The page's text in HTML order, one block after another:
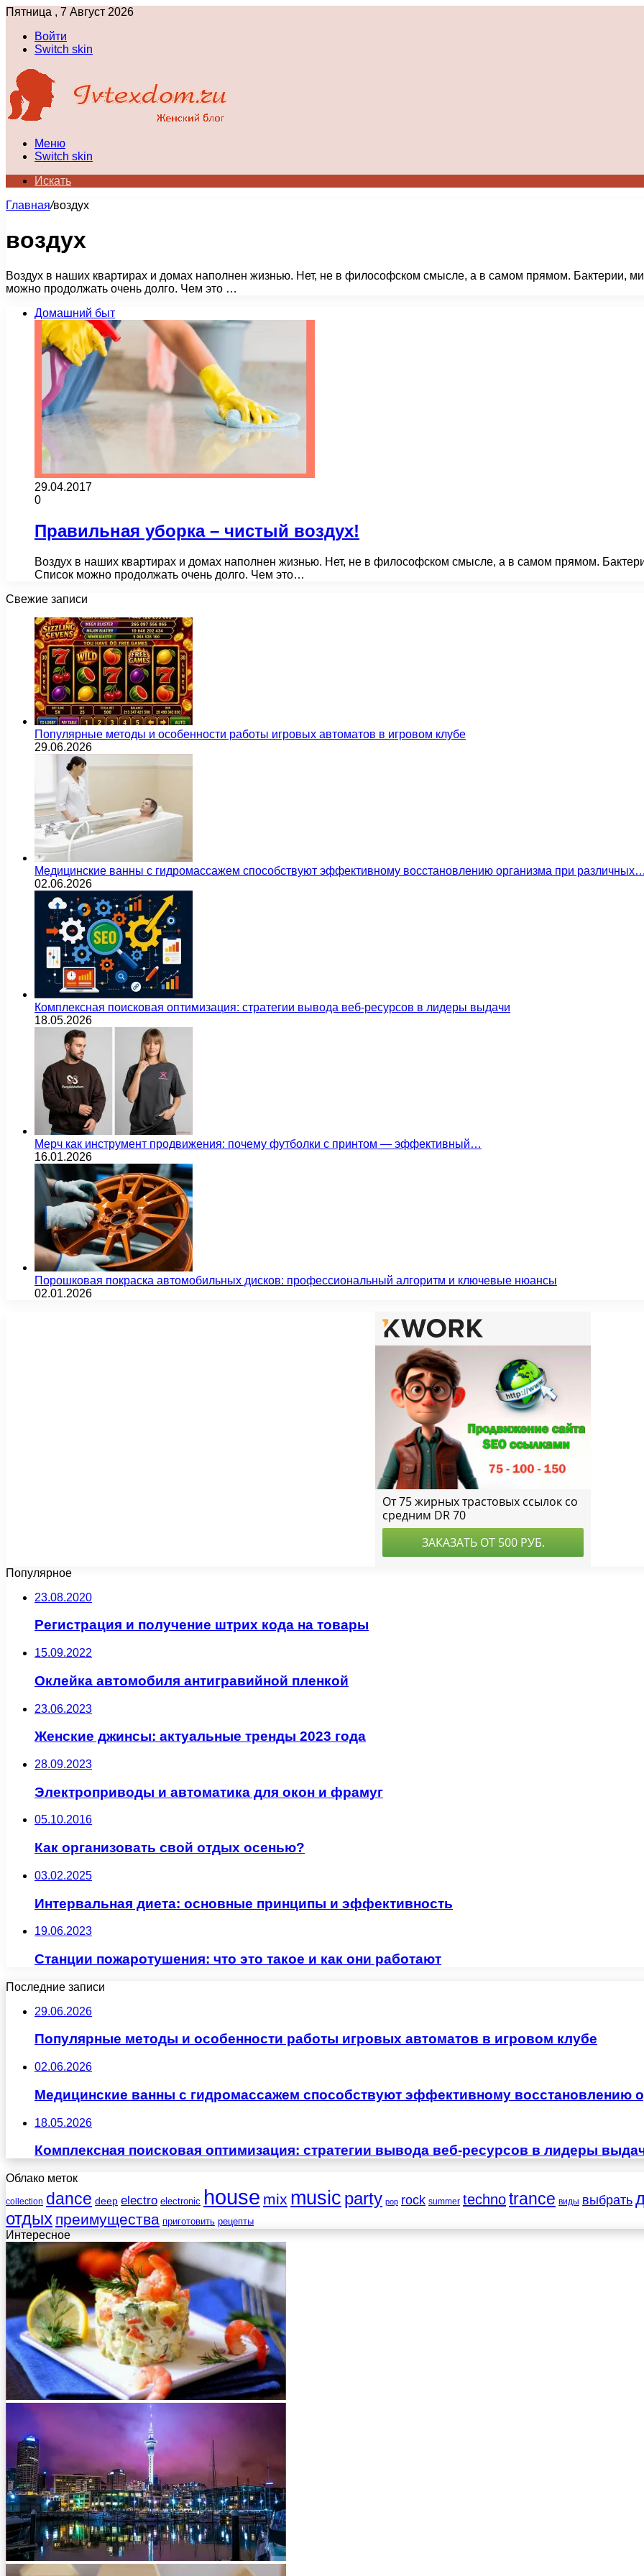
Пятница , 7 Август 2026
Войти
Switch skin
Меню
Switch skin
Искать
Главная/воздух
воздух
Воздух в наших квартирах и домах наполнен жизнью. Нет, не в философском смысле, а в самом прямом. Бактерии,
можно продолжать очень долго. Чем это …
Домашний быт
29.04.2017
0
Правильная уборка – чистый воздух!
Воздух в наших квартирах и домах наполнен жизнью. Нет, не в философском смысле, а в самом прямом.
Список можно продолжать очень долго. Чем это…
Свежие записи
Популярные методы и особенности работы игровых автоматов в игровом клубе
29.06.2026
Медицинские ванны с гидромассажем способствуют эффективному восстановлению организма при
02.06.2026
Комплексная поисковая оптимизация: стратегии вывода веб-ресурсов в лидеры выдачи
18.05.2026
Мерч как инструмент продвижения: почему футболки с принтом — эффективный…
16.01.2026
Порошковая покраска автомобильных дисков: профессиональный алгоритм и ключевые нюансы
02.01.2026
Популярное
23.08.2020
Регистрация и получение штрих кода на товары
15.09.2022
Оклейка автомобиля антигравийной пленкой
23.06.2023
Женские джинсы: актуальные тренды 2023 года
28.09.2023
Электроприводы и автоматика для окон и фрамуг
05.10.2016
Как организовать свой отдых осенью?
03.02.2025
Интервальная диета: основные принципы и эффективность
19.06.2023
Станции пожаротушения: что это такое и как они работают
Последние записи
29.06.2026
Популярные методы и особенности работы игровых автоматов в игровом клубе
02.06.2026
Медицинские ванны с гидромассажем способствуют эффективному восстановлению
18.05.2026
Комплексная поисковая оптимизация: стратегии вывода веб-ресурсов в лидеры
Облако меток
collection dance deep electro electronic house mix music party pop rock summer technotrance виды выбрать
отдых преимущества приготовить рецепты
Интересное